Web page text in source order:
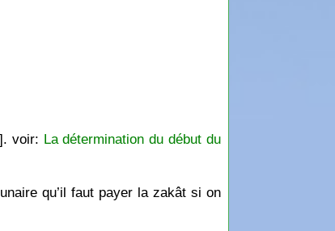
voir: La détermination du début du
qu’il faut payer la zakât si on